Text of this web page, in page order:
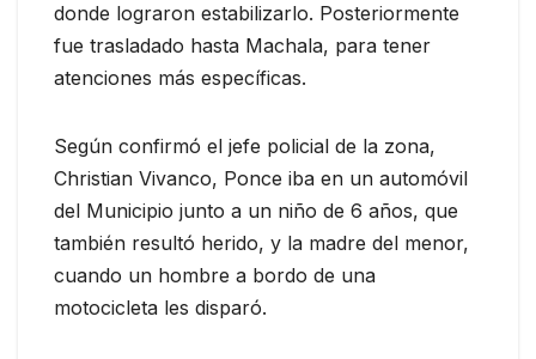
donde lograron estabilizarlo. Posteriormente
fue trasladado hasta Machala, para tener
atenciones más específicas.
Según confirmó el jefe policial de la zona,
Christian Vivanco, Ponce iba en un automóvil
del Municipio junto a un niño de 6 años, que
también resultó herido, y la madre del menor,
cuando un hombre a bordo de una
motocicleta les disparó.